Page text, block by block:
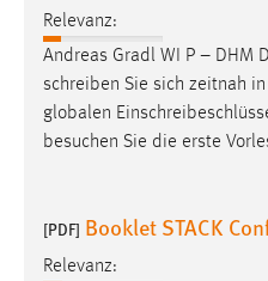
Relevanz:
Andreas Gradl WI P – DHM
schreiben Sie sich zeitnah
globalen
besuchen Sie die erste
[PDF] Booklet STACK
Relevanz:
Vimeo